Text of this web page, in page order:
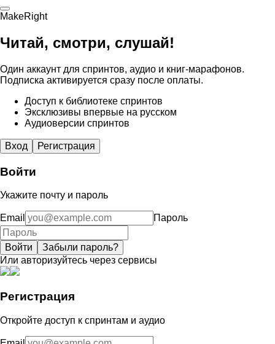
MakeRight
Читай, смотри, слушай!
Один аккаунт для спринтов, аудио и книг-марафонов.
Подписка активируется сразу после оплаты.
Доступ к библиотеке спринтов
Эксклюзивы впервые на русском
Аудиоверсии спринтов
Вход Регистрация
Войти
Укажите почту и пароль
Email Пароль
Войти
Забыли пароль?
Или авторизуйтесь через сервисы
Регистрация
Откройте доступ к спринтам и аудио